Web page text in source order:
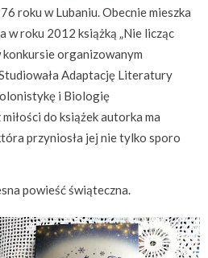
roku w Lubaniu. Obecnie mieszka
w roku 2012 książką „Nie licząc
organizowanym
Adaptację Literatury
i Biologię
do książek autorka ma
przyniosła jej nie tylko sporo
powieść świąteczna.